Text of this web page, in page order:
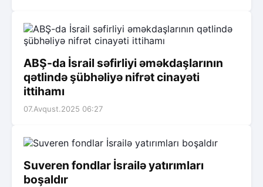
ABŞ-da İsrail səfirliyi əməkdaşlarının
qətlində şübhəliyə nifrət cinayəti
ittihamı
07.Avqust.2025 06:27
Suveren fondlar İsrailə yatırımları
boşaldır